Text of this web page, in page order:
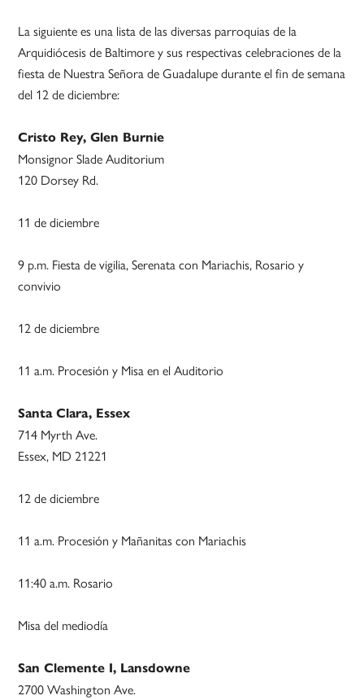
La siguiente es una lista de las diversas parroquias de la
Arquidiócesis de Baltimore y sus respectivas celebraciones de la
fiesta de Nuestra Señora de Guadalupe durante el fin de semana
del 12 de diciembre:
Cristo Rey, Glen Burnie
Monsignor Slade Auditorium
120 Dorsey Rd.
11 de diciembre
9 p.m. Fiesta de vigilia, Serenata con Mariachis, Rosario y
convivio
12 de diciembre
11 a.m. Procesión y Misa en el Auditorio
Santa Clara, Essex
714 Myrth Ave.
Essex, MD 21221
12 de diciembre
11 a.m. Procesión y Mañanitas con Mariachis
11:40 a.m. Rosario
Misa del mediodía
San Clemente I, Lansdowne
2700 Washington Ave.